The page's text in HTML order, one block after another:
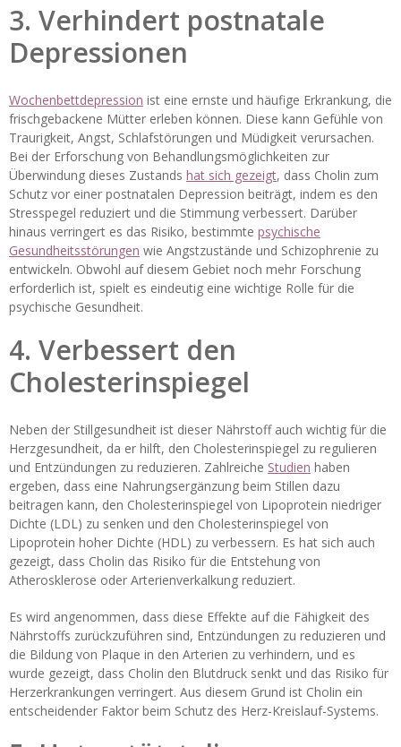
3. Verhindert postnatale
Depressionen
Wochenbettdepression ist eine ernste und häufige Erkrankung, die
frischgebackene Mütter erleben können. Diese kann Gefühle von
Traurigkeit, Angst, Schlafstörungen und Müdigkeit verursachen.
Bei der Erforschung von Behandlungsmöglichkeiten zur
Überwindung dieses Zustands hat sich gezeigt, dass Cholin zum
Schutz vor einer postnatalen Depression beiträgt, indem es den
Stresspegel reduziert und die Stimmung verbessert. Darüber
hinaus verringert es das Risiko, bestimmte psychische
Gesundheitsstörungen wie Angstzustände und Schizophrenie zu
entwickeln. Obwohl auf diesem Gebiet noch mehr Forschung
erforderlich ist, spielt es eindeutig eine wichtige Rolle für die
psychische Gesundheit.
4. Verbessert den
Cholesterinspiegel
Neben der Stillgesundheit ist dieser Nährstoff auch wichtig für die
Herzgesundheit, da er hilft, den Cholesterinspiegel zu regulieren
und Entzündungen zu reduzieren. Zahlreiche Studien haben
ergeben, dass eine Nahrungsergänzung beim Stillen dazu
beitragen kann, den Cholesterinspiegel von Lipoprotein niedriger
Dichte (LDL) zu senken und den Cholesterinspiegel von
Lipoprotein hoher Dichte (HDL) zu verbessern. Es hat sich auch
gezeigt, dass Cholin das Risiko für die Entstehung von
Atherosklerose oder Arterienverkalkung reduziert.
Es wird angenommen, dass diese Effekte auf die Fähigkeit des
Nährstoffs zurückzuführen sind, Entzündungen zu reduzieren und
die Bildung von Plaque in den Arterien zu verhindern, und es
wurde gezeigt, dass Cholin den Blutdruck senkt und das Risiko für
Herzerkrankungen verringert. Aus diesem Grund ist Cholin ein
entscheidender Faktor beim Schutz des Herz-Kreislauf-Systems.